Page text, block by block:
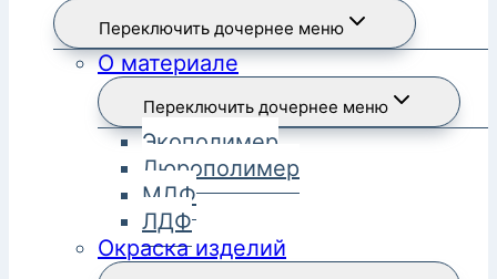
Переключить дочернее меню
О материале
Переключить дочернее меню
Экополимер
Дюрополимер
МДФ
ЛДФ
Окраска изделий